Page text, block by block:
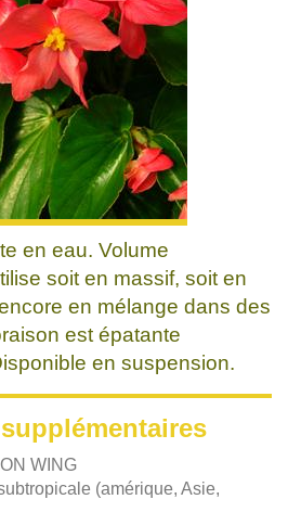
en eau. Volume
soit en massif, soit en
en mélange dans des
est épatante
en suspension.
WING
(amérique, Asie,